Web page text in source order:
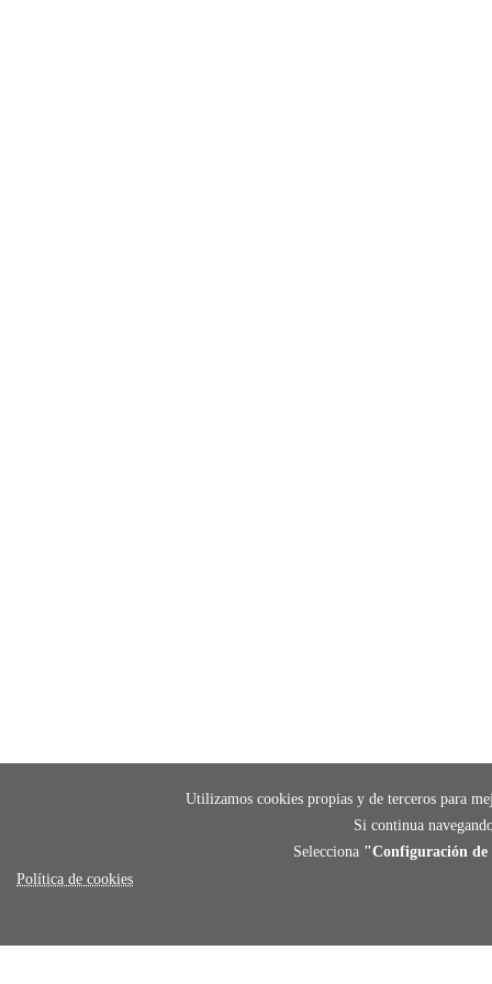
Utilizamos cookies propias y de terceros para
Si continua
Selecciona "Configuración de
Política de cookies